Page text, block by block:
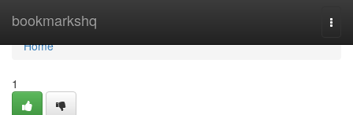
bookmarkshq
Home
Home
1